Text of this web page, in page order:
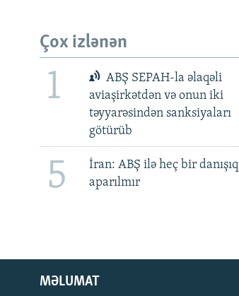
Çox izlənən
1
ABŞ SEPAH-la əlaqəli
aviaşirkətdən və onun iki
təyyarəsindən sanksiyaları
götürüb
5
İran: ABŞ ilə heç bir danışıq
aparılmır
MƏLUMAT